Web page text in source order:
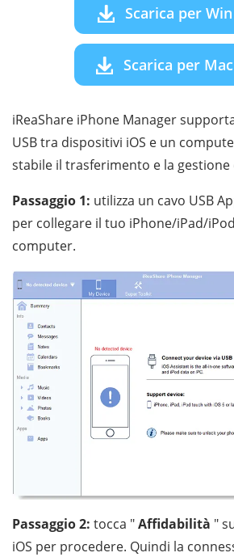
Scarica per Win
Scarica per Mac
iReaShare iPhone Manager
USB tra dispositivi iOS e un
stabile il trasferimento e la gestione
Passaggio 1: utilizza un cavo USB
per collegare il tuo iPhone/iPad/
computer.
Passaggio 2: tocca "Affidabilità "
iOS per procedere. Quindi la